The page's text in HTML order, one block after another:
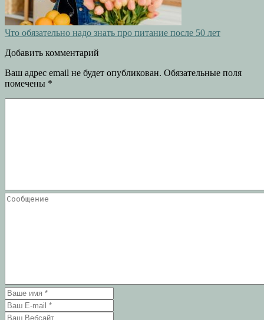
Что обязательно надо знать про питание после 50 лет
Добавить комментарий
Ваш адрес email не будет опубликован. Обязательные поля
помечены *